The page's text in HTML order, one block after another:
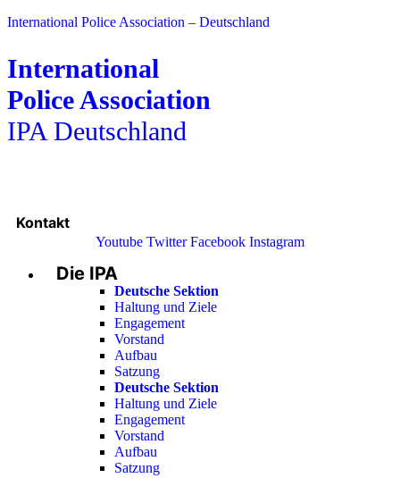
International Police Association – Deutschland
International
Police Association
IPA Deutschland
Kontakt
Youtube Twitter Facebook Instagram
Menu
Die IPA
Deutsche Sektion
Haltung und Ziele
Engagement
Vorstand
Aufbau
Satzung
Deutsche Sektion
Haltung und Ziele
Engagement
Vorstand
Aufbau
Satzung